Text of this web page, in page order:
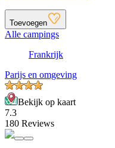
Toevoegen
Alle campings
Frankrijk
Parijs en omgeving
Bekijk op kaart
7.3
180 Reviews